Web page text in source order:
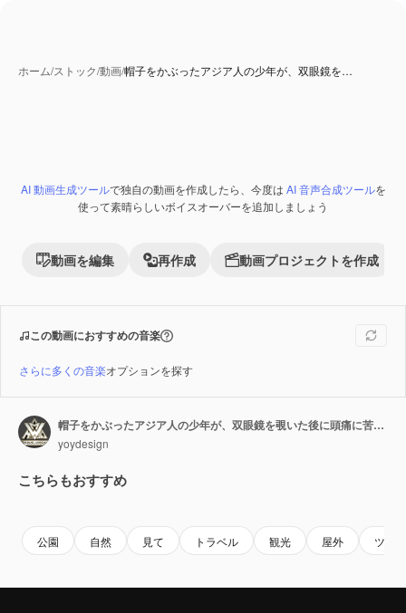
ホーム/ストック/動画/帽子をかぶったアジア人の少年が、双眼鏡を…
Premium
AI 動画生成ツールで独自の動画を作成したら、今度は AI 音声合成ツールを
使って素晴らしいボイスオーバーを追加しましょう
動画を編集 再作成 動画プロジェクトを作成
この動画におすすめの音楽
さらに多くの音楽オプションを探す
帽子をかぶったアジア人の少年が、双眼鏡を覗いた後に頭痛に苦しんでいる。森の自然を探索しながら何かを調べている少年研究者、旅行観光アドベンチャーのコンセプト。
yoydesign
こちらもおすすめ
公園 自然 見て トラベル 観光 屋外 ツー